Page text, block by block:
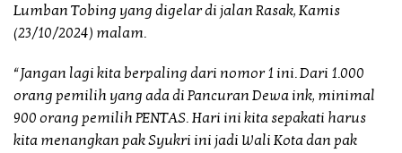
Lumban Tobing yang digelar di jalan Rasak, Kamis
(23/10/2024) malam.
“Jangan lagi kita berpaling dari nomor 1 ini. Dari 1.000
orang pemilih yang ada di Pancuran Dewa ink, minimal
900 orang pemilih PENTAS. Hari ini kita sepakati harus
kita menangkan pak Syukri ini jadi Wali Kota dan pak